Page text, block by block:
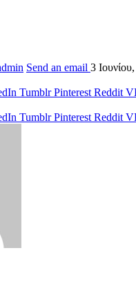
Send an email 3
Tumblr Pinterest Reddit
Tumblr Pinterest Reddit